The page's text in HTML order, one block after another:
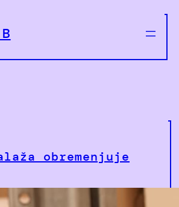
obremenjuje